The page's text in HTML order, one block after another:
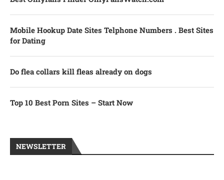
Mobile Hookup Date Sites Telphone Numbers . Best Sites
for Dating
Do flea collars kill fleas already on dogs
Top 10 Best Porn Sites – Start Now
NEWSLETTER